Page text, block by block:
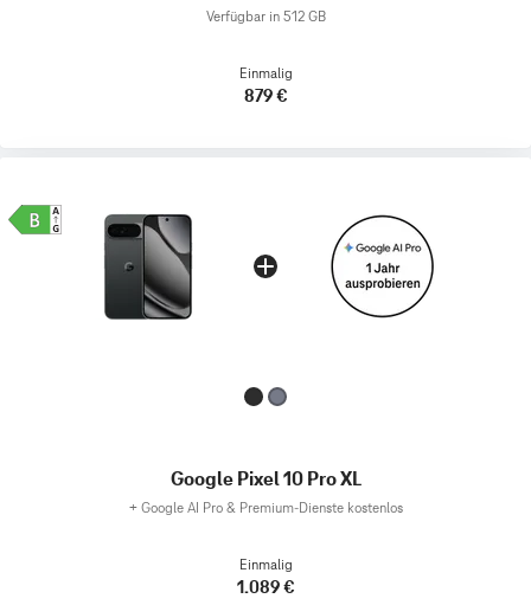
Verfügbar in 512 GB
Einmalig
879 €
Google Pixel 10 Pro XL
+ Google AI Pro & Premium-Dienste kostenlos
Einmalig
1.089 €